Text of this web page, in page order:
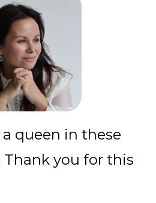
a queen in these
Thank you for this